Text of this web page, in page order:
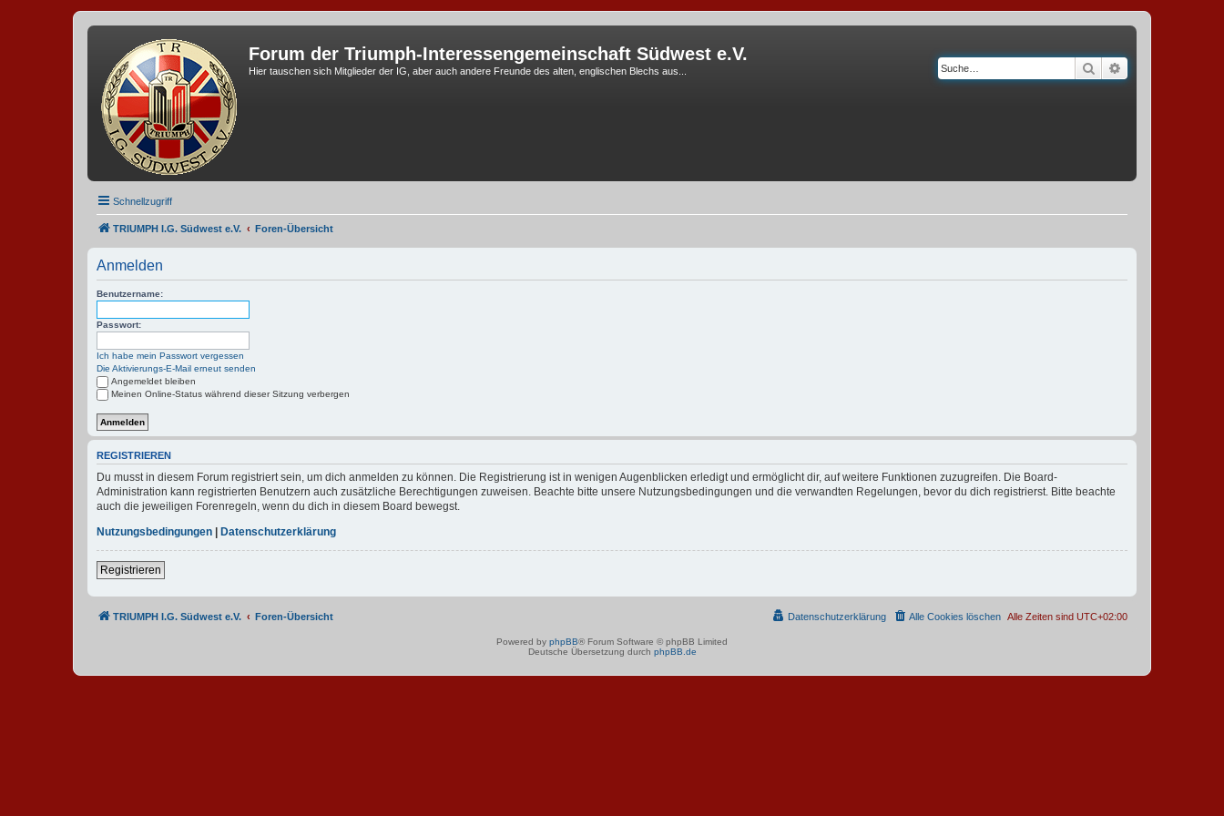
Forum der Triumph-Interessengemeinschaft Südwest e.V.
Hier tauschen sich Mitglieder der IG, aber auch andere Freunde des alten, englischen Blechs aus... Suche
Schnellzugriff
TRIUMPH I.G. Südwest e.V. Foren-Übersicht
Anmelden
Benutzername:
Passwort:
Ich habe mein Passwort vergessen
Die Aktivierungs-E-Mail erneut senden
Angemeldet bleiben
Meinen Online-Status während dieser Sitzung verbergen
REGISTRIEREN
Du musst in diesem Forum registriert sein, um dich anmelden zu können. Die Registrierung ist in wenigen Augenblicken erledigt und ermöglicht dir, auf weitere Funktionen zuzugreifen. Die Board-
Administration kann registrierten Benutzern auch zusätzliche Berechtigungen zuweisen. Beachte bitte unsere Nutzungsbedingungen und die verwandten Regelungen, bevor du dich registrierst. Bitte beachte
auch die jeweiligen Forenregeln, wenn du dich in diesem Board bewegst.
Nutzungsbedingungen | Datenschutzerklärung
Registrieren
TRIUMPH I.G. Südwest e.V. Foren-Übersicht Alle Zeiten sind UTC+02:00
Alle Cookies löschen
Datenschutzerklärung
Powered by phpBB® Forum Software © phpBB Limited
Deutsche Übersetzung durch phpBB.de